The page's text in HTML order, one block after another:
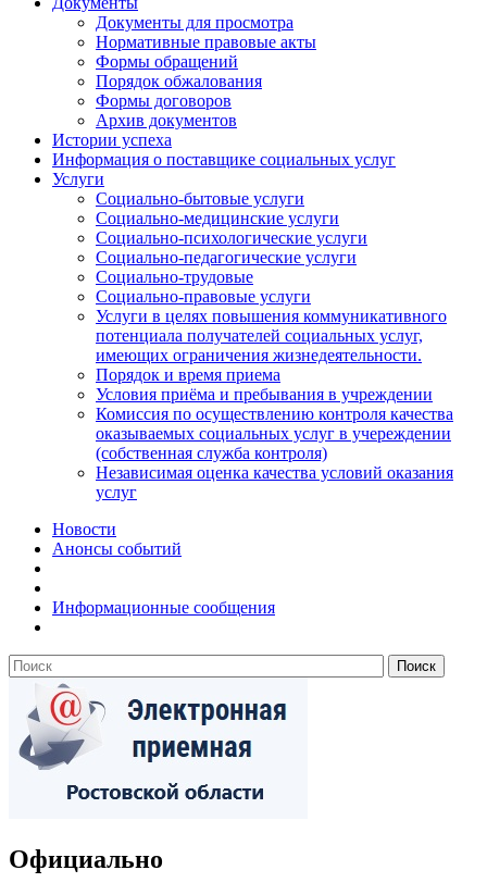
Документы для просмотра
Нормативные правовые акты
Формы обращений
Порядок обжалования
Формы договоров
Архив документов
Истории успеха
Информация о поставщике социальных услуг
Услуги
Социально-бытовые услуги
Социально-медицинские услуги
Социально-психологические услуги
Социально-педагогические услуги
Социально-трудовые
Социально-правовые услуги
Услуги в целях повышения коммуникативного
потенциала получателей социальных услуг,
имеющих ограничения жизнедеятельности.
Порядок и время приема
Условия приёма и пребывания в учреждении
Комиссия по осуществлению контроля качества
оказываемых социальных услуг в учереждении
(собственная служба контроля)
Независимая оценка качества условий оказания
услуг
Новости
Анонсы событий
Информационные сообщения
Официально